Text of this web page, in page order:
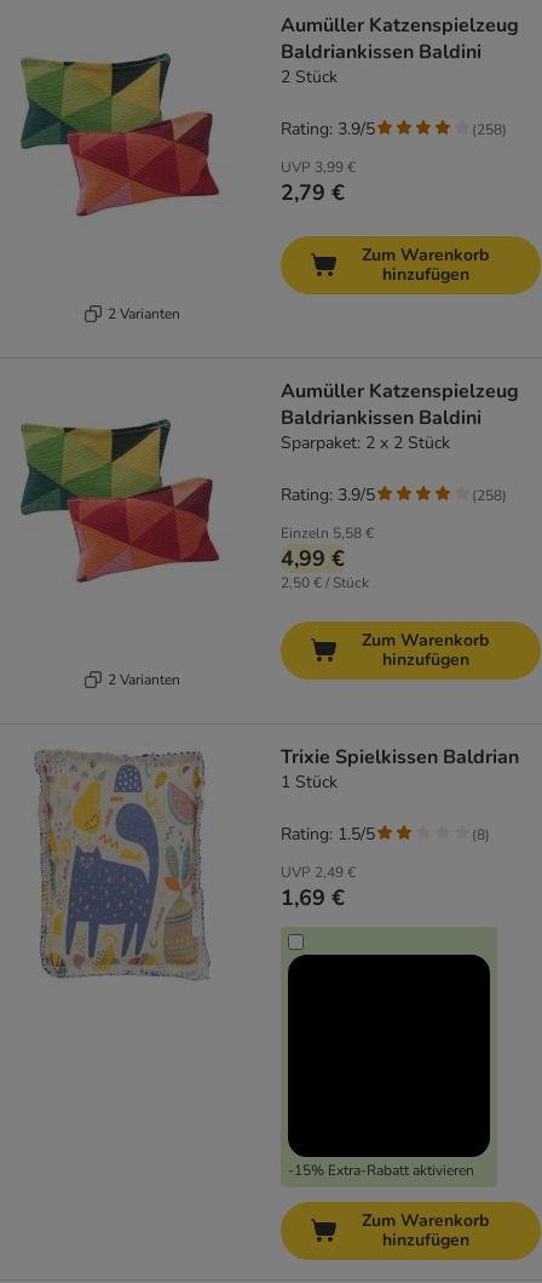
2 Varianten
Aumüller Katzenspielzeug
Baldriankissen Baldini
2 Stück
UVP 3,99 €
2,79 €
Rating: 3.9/5 (258)
Zum Warenkorb
hinzufügen
2 Varianten
Aumüller Katzenspielzeug
Baldriankissen Baldini
Sparpaket: 2 x 2 Stück
Einzeln 5,58 €
4,99 €
2,50 € / Stück
Rating: 3.9/5 (258)
Zum Warenkorb
hinzufügen
Trixie Spielkissen Baldrian
1 Stück
UVP 2,49 €
1,69 €
-15% Extra-Rabatt aktivieren
Rating: 1.5/5 (8)
Zum Warenkorb
hinzufügen